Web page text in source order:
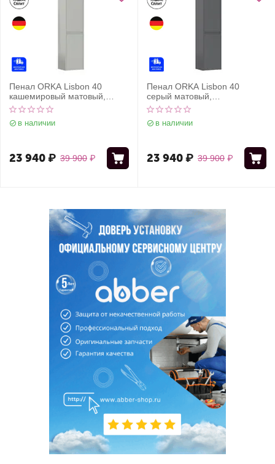
Пенал ORKA Lisbon 40
кашемировый матовый,
универсальный
в наличии
39 900 ₽
23 940₽
Пенал ORKA Lisbon 40
серый матовый,
универсальный
в наличии
39 900 ₽
23 940₽